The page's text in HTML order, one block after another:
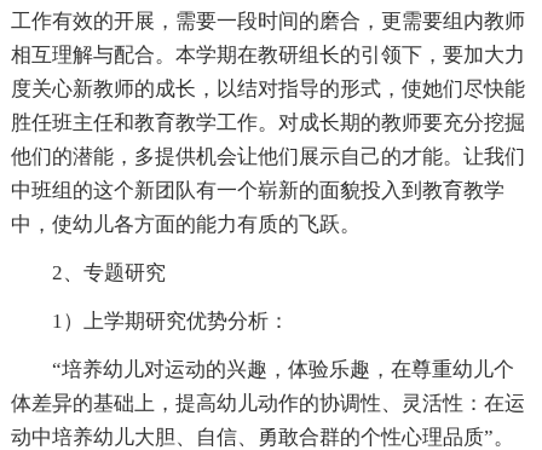
工作有效的开展，需要一段时间的磨合，更需要组内教师
相互理解与配合。本学期在教研组长的引领下，要加大力
度关心新教师的成长，以结对指导的形式，使她们尽快能
胜任班主任和教育教学工作。对成长期的教师要充分挖掘
他们的潜能，多提供机会让他们展示自己的才能。让我们
中班组的这个新团队有一个崭新的面貌投入到教育教学
中，使幼儿各方面的能力有质的飞跃。
2、专题研究
1）上学期研究优势分析：
“培养幼儿对运动的兴趣，体验乐趣，在尊重幼儿个
体差异的基础上，提高幼儿动作的协调性、灵活性：在运
动中培养幼儿大胆、自信、勇敢合群的个性心理品质”。